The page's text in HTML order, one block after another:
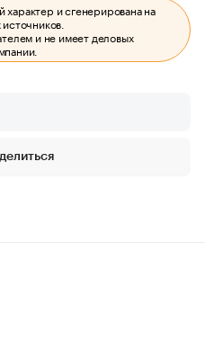
и сгенерирована на
и не имеет деловых